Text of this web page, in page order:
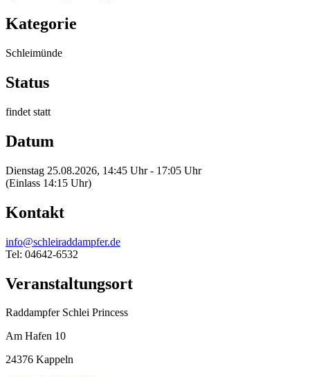
Kategorie
Schleimünde
Status
findet statt
Datum
Dienstag 25.08.2026, 14:45 Uhr - 17:05 Uhr
(Einlass 14:15 Uhr)
Kontakt
info@schleiraddampfer.de
Tel: 04642-6532
Veranstaltungsort
Raddampfer Schlei Princess
Am Hafen 10
24376 Kappeln